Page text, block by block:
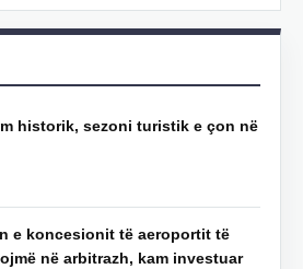
historik, sezoni turistik e çon në
e koncesionit të aeroportit të
në arbitrazh, kam investuar